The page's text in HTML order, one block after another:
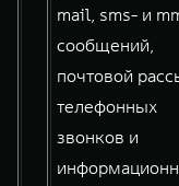
mail, sms- и
сообщений,
почтовой
телефонных
звонков и